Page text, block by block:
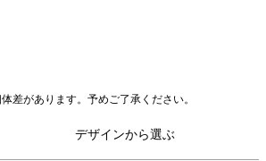
差があります。予めご了承ください。
デザインから選ぶ